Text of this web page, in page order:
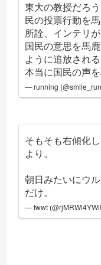
東大の教授だろ
民の投票行動を
所詮、インテリ
国民の意思を馬
ように追放され
本当に国民の声
— running
そもそも右傾化
より。
朝日みたいにウ
だけ。
— twwt